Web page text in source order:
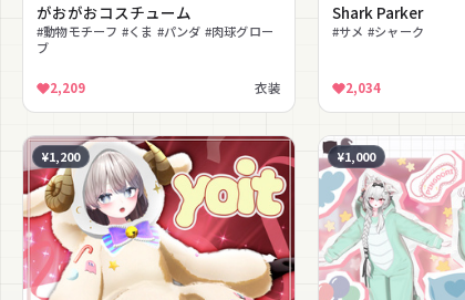
がおがおコスチューム
#動物モチーフ #くま #パンダ #肉球グロー
ブ
2,209 衣装
Shark Parker
#サメ #シャーク
2,034
¥1,200 ¥1,000